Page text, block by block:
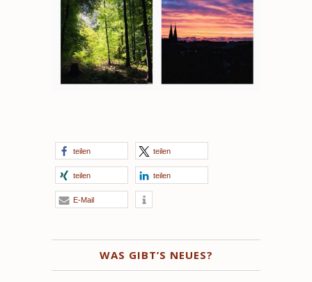
teilen teilen
teilen teilen
E-Mail
WAS GIBT’S NEUES?